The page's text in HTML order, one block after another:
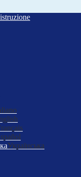
Українська